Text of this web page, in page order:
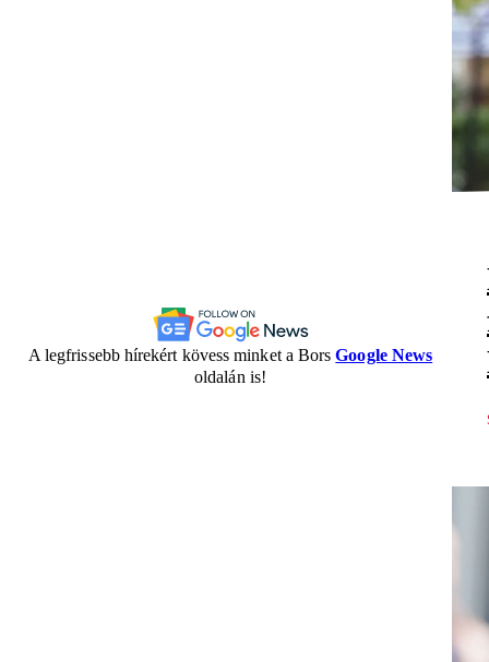
A legfrissebb hírekért kövess minket a BorsGoogle News
oldalán is!